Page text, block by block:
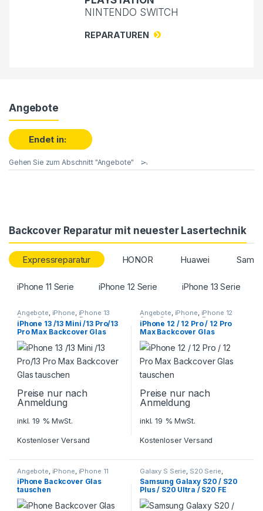
NINTENDO SWITCH
REPARATUREN
Angebote
Endet in:
Gehen Sie zum Abschnitt "Angebote"
Backcover Reparatur mit neuester Lasertechnik
Expressreparatur HONOR Huawei
iPhone 11 Serie iPhone 12 Serie iPhone 13 Serie
Angebote, iPhone, iPhone 13
Serie Smartphone Reparatur
iPhone 13 /13 Mini /13 Pro/13
Pro Max Backcover Glas
tauschen
Preise nur nach
Anmeldung
inkl. 19 % MwSt.
Kostenloser Versand
Angebote, iPhone, iPhone 12
Serie Smartphone Reparatur
iPhone 12 / 12 Pro / 12 Pro
Max Backcover Glas
tauschen
Preise nur nach
Anmeldung
inkl. 19 % MwSt.
Kostenloser Versand
Angebote iPhone iPhone 11
Serie iPhone X / XS / XS Max
iPhone XR,Smartphone
Reparatur
iPhone Backcover Glas
tauschen
Galaxy S Serie S20 Serie
Samsung Smartphone
Reparatur
Samsung Galaxy S20 / S20
Plus / S20 Ultra / S20 FE
Backcover Reparatur